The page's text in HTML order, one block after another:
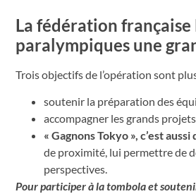
La fédération
paralympiques une
Trois objectifs de l’opération sont
soutenir la préparation des
accompagner les grands
« Gagnons Tokyo », c’est
de proximité, lui permettre de
perspectives.
Pour participer à la tombola et